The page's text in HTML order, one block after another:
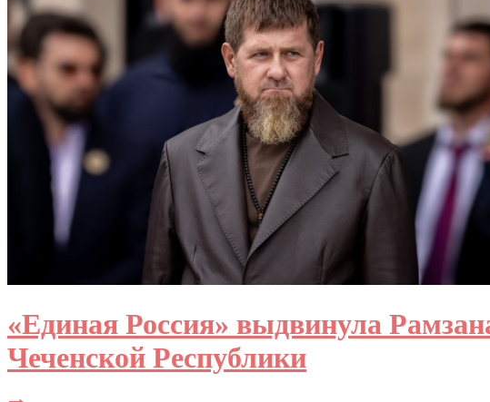
«Единая Россия» выдвинула
Чеченской Республики